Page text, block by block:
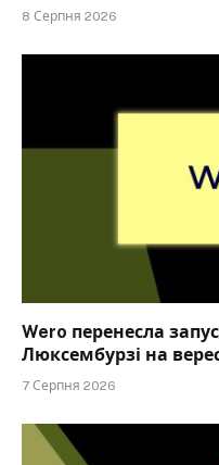
8 Серпня 2026
Wero перенесла
Люксембурзі на
7 Серпня 2026